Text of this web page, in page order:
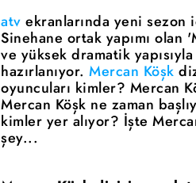
atv ekranlarında yeni sezon
Sinehane ortak yapımı
ve yüksek dramatik
hazırlanıyor. Mercan Köşk
oyuncuları kimler? Mercan
Mercan Köşk ne zaman
kimler yer alıyor? İşte
şey...